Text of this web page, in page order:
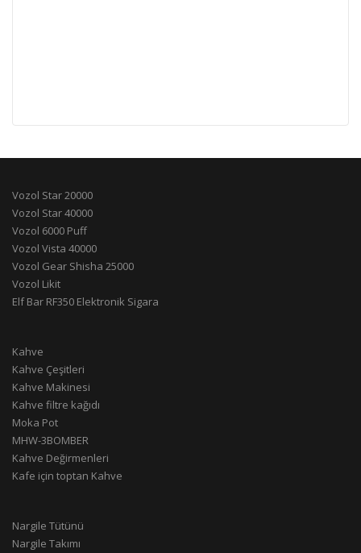
Vozol Star 20000
Vozol Star 40000
Vozol 6000 Puff
Vozol Vista 40000
Vozol Gear Shisha 25000
Vozol Likit
Elf Bar RF350 Elektronik Sigara
Kahve
Kahve Çeşitleri
Kahve Makinesi
Kahve filtre kağıdı
Moka Pot
MHW-3BOMBER
Kahve Değirmenleri
Kafe için toptan Kahve
Nargile Tütünü
Nargile Takımı